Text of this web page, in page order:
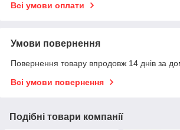
Всі умови оплати
Умови повернення
Повернення товару впродовж 14 днів за
Всі умови повернення
Подібні товари компанії